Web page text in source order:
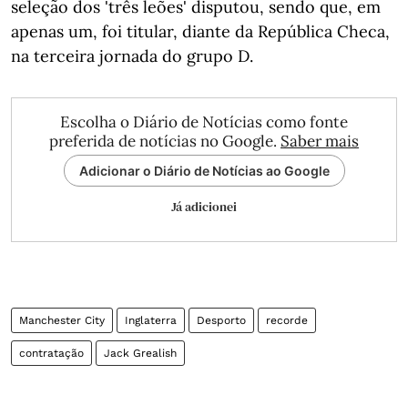
seleção dos 'três leões' disputou, sendo que, em
apenas um, foi titular, diante da República Checa,
na terceira jornada do grupo D.
Escolha o Diário de Notícias como fonte
preferida de notícias no Google. Saber mais
Adicionar o Diário de Notícias ao Google
Já adicionei
Manchester City Inglaterra Desporto recorde
contratação Jack Grealish